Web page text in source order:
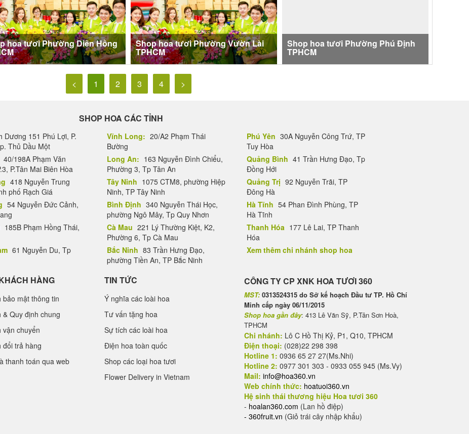
hoa tươi Phường Diên Hồng Shop hoa tươi Phường Vườn Lài
TPHCM
Shop hoa tươi Phường Phú Định
TPHCM
< 1 2 3 4 >
SHOP HOA CÁC TỈNH
Dương 151 Phú Lợi, P.
Thủ Dầu Một
40/198A Phạm Văn
P.Tân Mai Biên Hòa
418 Nguyễn Trung
phố Rạch Giá
54 Nguyễn Đức Cảnh,
185B Phạm Hồng Thái,
61 Nguyễn Du, Tp
Vĩnh Long: 20/A2 Phạm Thái
Bường
Long An: 163 Nguyễn Đình Chiểu,
Phường 3, Tp Tân An
Tây Ninh 1075 CTM8, phường Hiệp
Ninh, TP Tây Ninh
Bình Định 340 Nguyễn Thái Học,
phường Ngô Mây, Tp Quy Nhơn
Cà Mau 221 Lý Thường Kiệt, K2,
Phường 6, Tp Cà Mau
Bắc Ninh 83 Trần Hưng Đạo,
phường Tiền An, TP Bắc Ninh
Phú Yên 30A Nguyễn Công Trứ, TP
Tuy Hòa
Quảng Bình 41 Trần Hưng Đạo, Tp
Đồng Hới
Quảng Trị 92 Nguyễn Trãi, TP
Đông Hà
Hà Tĩnh 54 Phan Đình Phùng, TP
Hà Tĩnh
Thanh Hóa 177 Lê Lai, TP Thanh
Hóa
Xem thêm chi nhánh shop hoa
HÀNG
bảo mật thông tin
& Quy định chung
vận chuyển
đổi trả hàng
thanh toán qua web
TIN TỨC
Ý nghĩa các loài hoa
Tư vấn tặng hoa
Sự tích các loài hoa
Điện hoa toàn quốc
Shop các loại hoa tươi
Flower Delivery in Vietnam
CÔNG TY CP XNK HOA TƯƠI 360
MST: 0313524315 do Sở kế hoạch Đầu tư TP. Hồ Chí
Minh cấp ngày 06/11/2015
Shop hoa gần đây: 413 Lê Văn Sỹ, P.Tân Sơn Hoà,
TPHCM
Chi nhánh: Lô C Hồ Thị Kỷ, P1, Q10, TPHCM
Điện thoại: (028)22 298 398
Hotline 1: 0936 65 27 27(Ms.Nhi)
Hotline 2: 0977 301 303 - 0933 055 945 (Ms.Vy)
Mail: info@hoa360.vn
Web chính thức: hoatuoi360.vn
Hệ sinh thái thương hiệu Hoa tươi 360
- hoalan360.com (Lan hồ điệp)
- 360fruit.vn (Giỏ trái cây nhập khẩu)